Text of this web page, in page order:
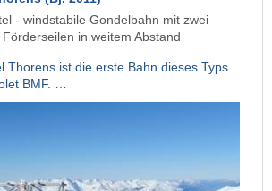
- windstabile Gondelbahn mit zwei
in weitem Abstand
Thorens ist die erste Bahn dieses Typs
BMF. …